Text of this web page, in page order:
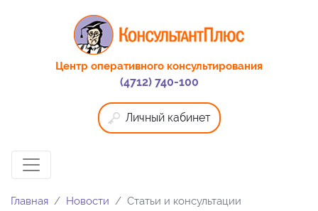
Центр оперативного консультирования
(4712) 740-100
Личный кабинет
Главная Новости Статьи и консультации